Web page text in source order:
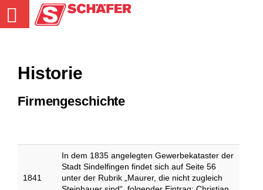
Natursteine und Deponie in Sindelfingen-Darmsheim
Schäfer Deponie
Neuigkeiten
Historie
Firmengeschichte
1841
In dem 1835 angelegten Gewerbekataster der
Stadt Sindelfingen findet sich auf Seite 56
unter der Rubrik „Maurer, die nicht zugleich